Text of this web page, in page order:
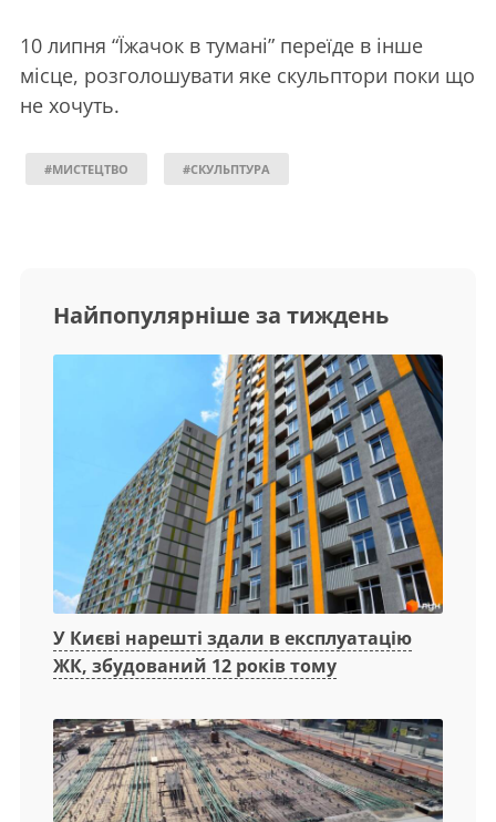
10 липня “Їжачок в тумані” переїде в інше
місце, розголошувати яке скульптори поки що
не хочуть.
#МИСТЕЦТВО #СКУЛЬПТУРА
Найпопулярніше за тиждень
У Києві нарешті здали в експлуатацію
ЖК, збудований 12 років тому